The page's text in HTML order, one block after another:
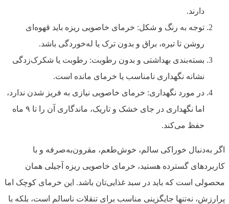
دارند.
توجه به رنگ و شکل: خرمای خاصویی ریزه باید قهوه‌ای
روشن تا تیره، براق و بدون ترک یا له‌خوردگی باشد.
بسته‌بندی بهداشتی و بدون رطوبت: رطوبت یا شکرک‌زدگی
نشانه نگهداری نامناسب یا خرمای مانده است.
در مورد نگهداری: خرمای خاصویی نیازی به فریز شدن ندارد،
اما نگهداری در جای خشک و تاریک، ماندگاری آن را تا ۹ ماه
حفظ می‌کند.
اگر به‌دنبال خوراکی سالم، خوش‌طعم، مقرون‌به‌صرفه و با
کاربردهای گسترده هستید، خرمای خاصویی ریزه آجیلی همان
محصولی است که باید در سبد غذایی‌تان باشد. این خرمای کوچک اما
پرارزش، نه‌تنها جایگزینی مناسب برای تنقلات ناسالم است، بلکه با